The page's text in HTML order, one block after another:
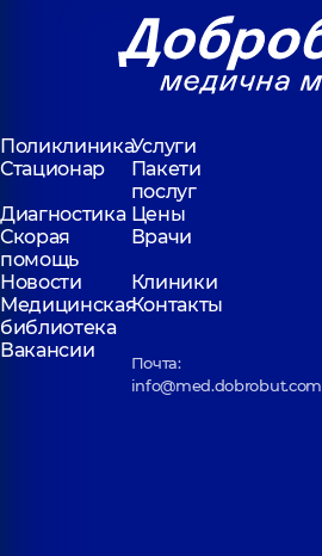
ПоликлиникаУслуги
Стационар
Пакети
послуг
Диагностика Цены
Скорая
помощь
Врачи
Новости
Клиники
Медицинская
библиотека
Контакты
Вакансии
Почта:
info@med.dobrobut.com